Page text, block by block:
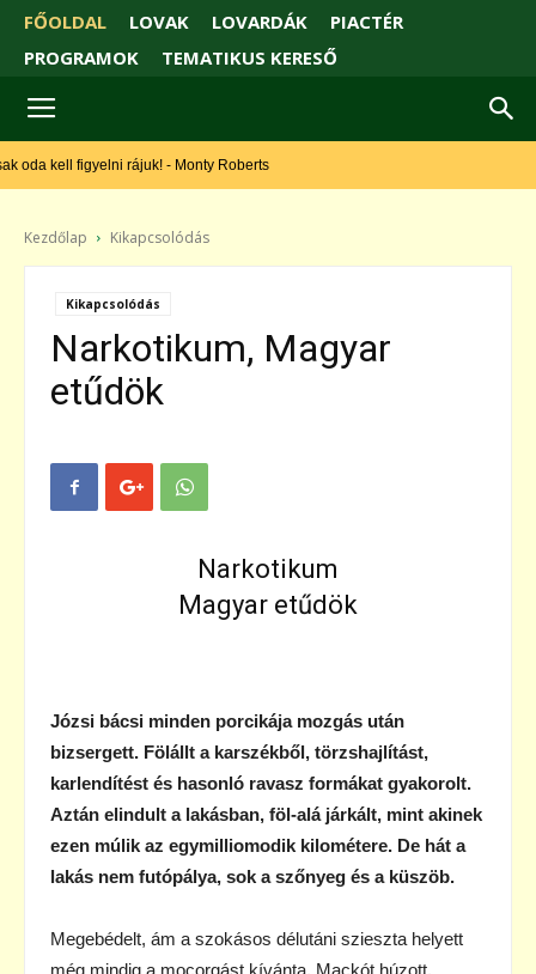
FŐOLDAL LOVAK LOVARDÁK
PIACTÉR
PROGRAMOK
TEMATIKUS KERESŐ
kell figyelni rájuk! - Monty Roberts
Kezdőlap Kikapcsolódás
Kikapcsolódás
Narkotikum, Magyar
etűdök
Narkotikum
Magyar etűdök
Józsi bácsi minden porcikája mozgás után
bizsergett. Fölállt a karszékből, törzshajlítást,
karlendítést és hasonló ravasz formákat gyakorolt.
Aztán elindult a lakásban, föl-alá járkált, mint akinek
ezen múlik az egymilliomodik kilométere. De hát a
lakás nem futópálya, sok a szőnyeg és a küszöb.
Megebédelt, ám a szokásos délutáni szieszta helyett
még mindig a mocorgást kívánta. Mackót húzott,